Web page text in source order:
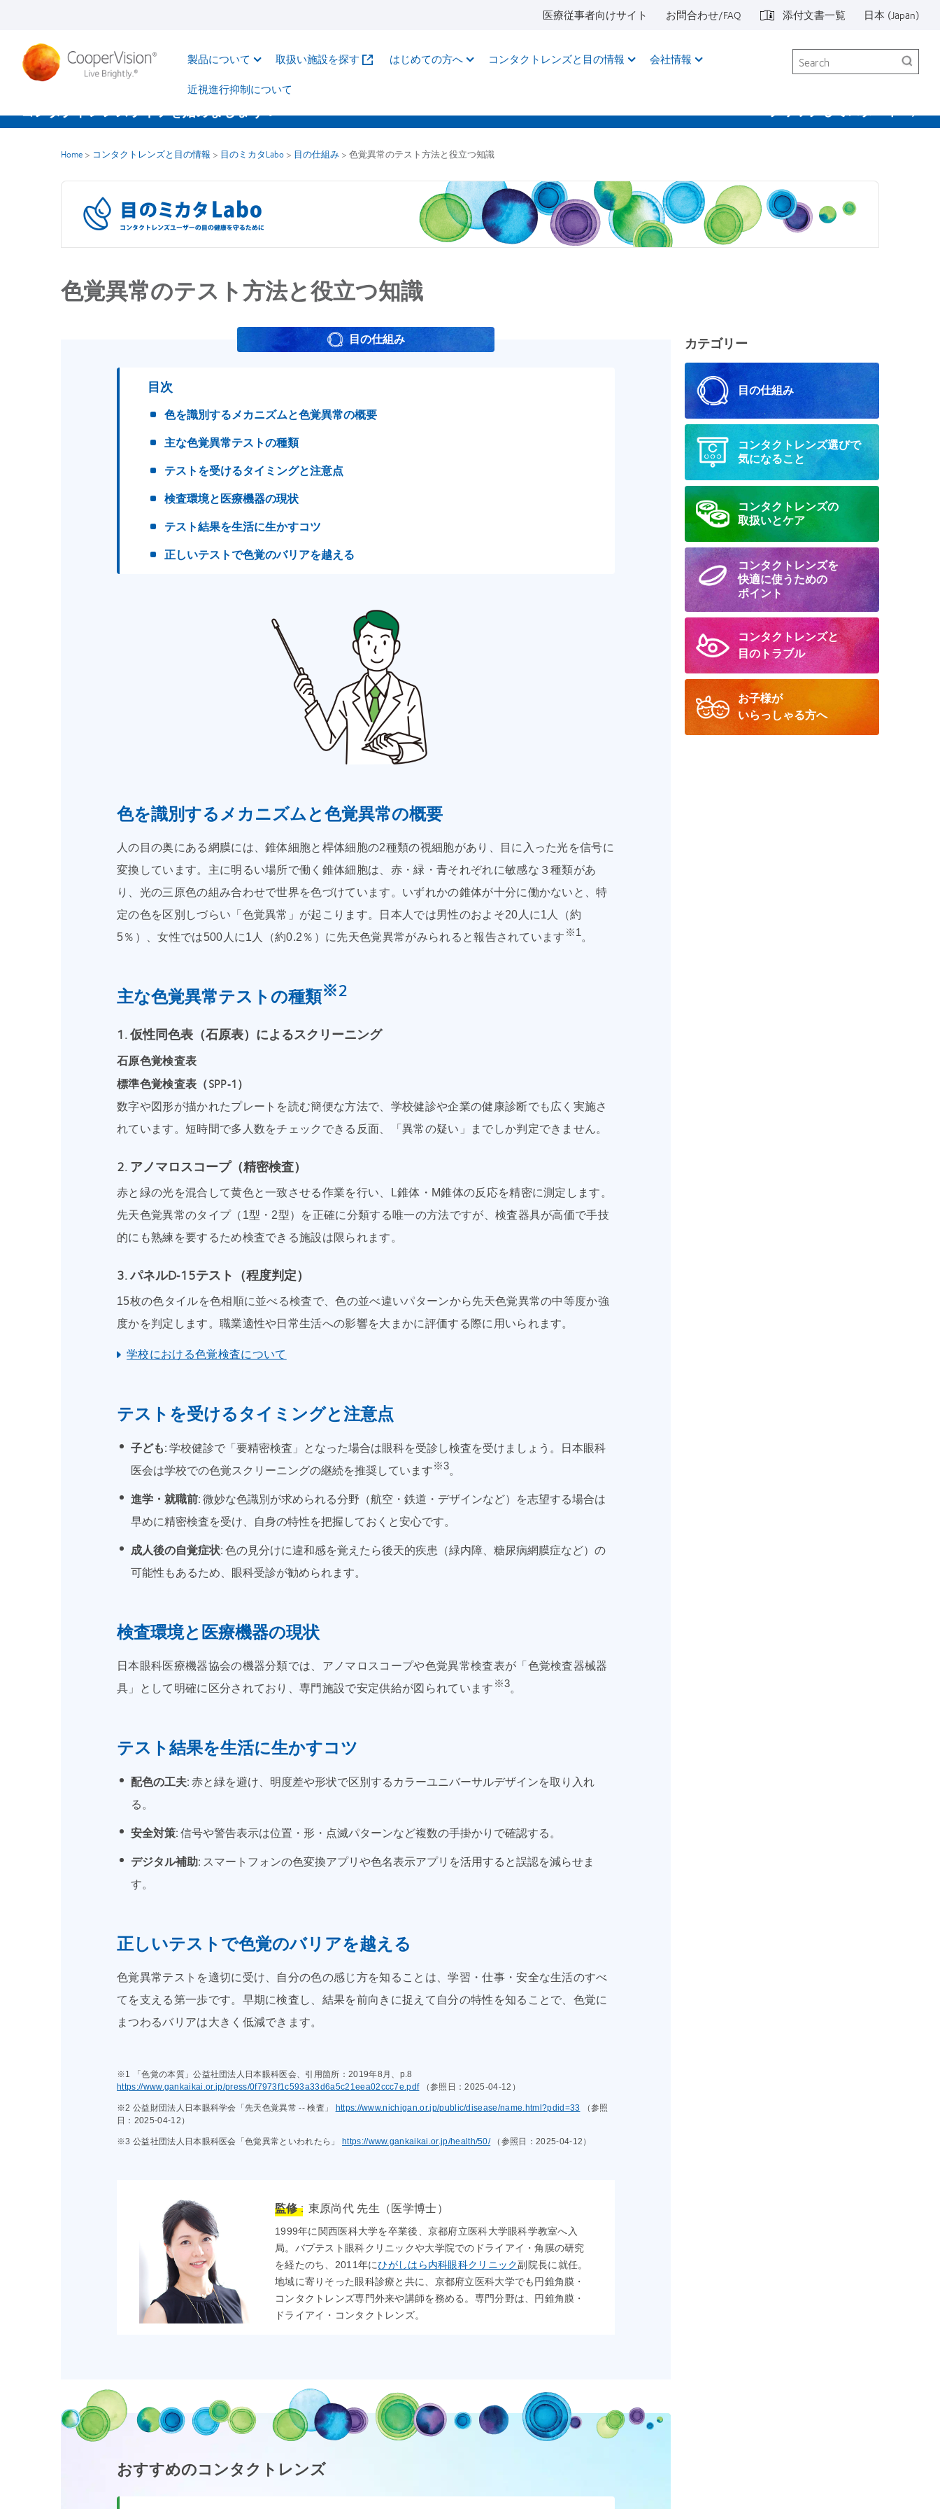
医療従事者向けサイト お問合わせ/FAQ 添付文書一覧 日本 (Japan)
製品について 取扱い施設を探す はじめての方へ コンタクトレンズと目の情報
会社情報
近視進行抑制について​
Search
コンタクトレンズライフを始めましょう！
Home > コンタクトレンズと目の情報 > 目のミカタLabo > 目の仕組み > 色覚異常のテスト方法と役立つ知識
色覚異常のテスト方法と役立つ知識
目の仕組み
目次
色を識別するメカニズムと色覚異常の概要
主な色覚異常テストの種類
テストを受けるタイミングと注意点
検査環境と医療機器の現状
テスト結果を生活に生かすコツ
正しいテストで色覚のバリアを越える
色を識別するメカニズムと色覚異常の概要
人の目の奥にある網膜には、錐体細胞と桿体細胞の2種類の視細胞があり、目に入った光を信号に
変換しています。主に明るい場所で働く錐体細胞は、赤・緑・青それぞれに敏感な３種類があ
り、光の三原色の組み合わせで世界を色づけています。いずれかの錐体が十分に働かないと、特
定の色を区別しづらい「色覚異常」が起こります。日本人では男性のおよそ20人に1人（約
5％）、女性では500人に1人（約0.2％）に先天色覚異常がみられると報告されています ※1 。
主な色覚異常テストの種類※2
1. 仮性同色表（石原表）によるスクリーニング
石原色覚検査表
標準色覚検査表（SPP‑1）
数字や図形が描かれたプレートを読む簡便な方法で、学校健診や企業の健康診断でも広く実施さ
れています。短時間で多人数をチェックできる反面、「異常の疑い」までしか判定できません。
2. アノマロスコープ（精密検査）
赤と緑の光を混合して黄色と一致させる作業を行い、L錐体・M錐体の反応を精密に測定します。
先天色覚異常のタイプ（1型・2型）を正確に分類する唯一の方法ですが、検査器具が高価で手技
的にも熟練を要するため検査できる施設は限られます。
3. パネルD‑15テスト（程度判定）
15枚の色タイルを色相順に並べる検査で、色の並べ違いパターンから先天色覚異常の中等度か強
度かを判定します。職業適性や日常生活への影響を大まかに評価する際に用いられます。
学校における色覚検査について
テストを受けるタイミングと注意点
子ども: 学校健診で「要精密検査」となった場合は眼科を受診し検査を受けましょう。日本眼科
医会は学校での色覚スクリーニングの継続を推奨しています※3。
進学・就職前: 微妙な色識別が求められる分野（航空・鉄道・デザインなど）を志望する場合は
早めに精密検査を受け、自身の特性を把握しておくと安心です。
成人後の自覚症状: 色の見分けに違和感を覚えたら後天的疾患（緑内障、糖尿病網膜症など）の
可能性もあるため、眼科受診が勧められます。
検査環境と医療機器の現状
日本眼科医療機器協会の機器分類では、アノマロスコープや色覚異常検査表が「色覚検査器械器
具」として明確に区分されており、専門施設で安定供給が図られています ※3。
テスト結果を生活に生かすコツ
配色の工夫: 赤と緑を避け、明度差や形状で区別するカラーユニバーサルデザインを取り入れ
る。
安全対策: 信号や警告表示は位置・形・点滅パターンなど複数の手掛かりで確認する。
デジタル補助: スマートフォンの色変換アプリや色名表示アプリを活用すると誤認を減らせま
す。
正しいテストで色覚のバリアを越える
色覚異常テストを適切に受け、自分の色の感じ方を知ることは、学習・仕事・安全な生活のすべ
てを支える第一歩です。早期に検査し、結果を前向きに捉えて自分の特性を知ることで、色覚に
まつわるバリアは大きく低減できます。
※1 「色覚の本質」公益社団法人日本眼科医会、引用箇所：2019年8月、p.8
https://www.gankaikai.or.jp/press/0f7973f1c593a33d6a5c21eea02ccc7e.pdf（参照日：2025‑04‑12）
※2 公益財団法人日本眼科学会「先天色覚異常 -- 検査」 https://www.nichigan.or.jp/public/disease/name.html?pdid=33
（参照
日：2025‑04‑12）
※3 公益社団法人日本眼科医会「色覚異常といわれたら」 https://www.gankaikai.or.jp/health/50/（参照日：2025‑04‑12）
監修 : 東原尚代 先生（医学博士）
1999年に関西医科大学を卒業後、京都府立医科大学眼科学教室へ入
局。バプテスト眼科クリニックや大学院でのドライアイ・角膜の研究
を経たのち、2011年にひがしはら内科眼科クリニック副院長に就任。
地域に寄りそった眼科診療と共に、京都府立医科大学でも円錐角膜・
コンタクトレンズ専門外来や講師を務める。専門分野は、円錐角膜・
ドライアイ・コンタクトレンズ。
おすすめのコンタクトレンズ
カテゴリー
目の仕組み
コンタクトレンズ選びで
気になること
コンタクトレンズの
取扱いとケア
コンタクトレンズを
快適に使うための
ポイント
コンタクトレンズと
目のトラブル
お子様が
いらっしゃる方へ